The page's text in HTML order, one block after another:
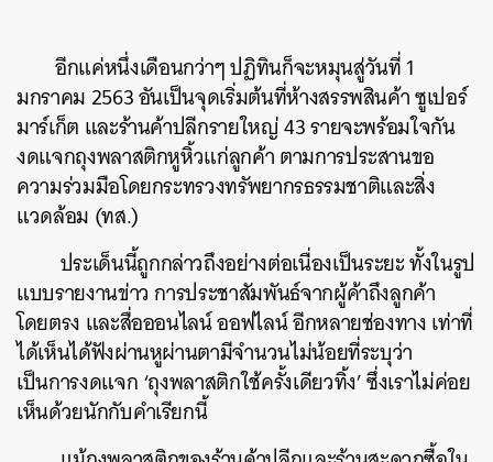
อีกแค่หนึ่งเดือนกว่าๆปฏิทินก็จะหมุนสู่วันที่1
มกราคม 2563อันเป็นจุดเริ่มต้นที่ห้างสรรพสินค้าซูเปอร์
มาร์เก็ต และร้านค้าปลีกรายใหญ่43รายจะพร้อมใจกัน
งดแจกถุงพลาสติกหูหิ้วแก่ลูกค้าตามการประสานขอ
ความร่วมมือโดยกระทรวงทรัพยากรธรรมชาติและสิ่ง
แวดล้อม (ทส.)
ประเด็นนี้ถูกกล่าวถึงอย่างต่อเนื่องเป็นระยะทั้งในรูป
แบบรายงานข่าวการประชาสัมพันธ์จากผู้ค้าถึงลูกค้า
โดยตรง และสื่อออนไลน์ ออฟไลน์ อีกหลายช่องทางเท่าที่
ได้เห็นได้ฟังผ่านหูผ่านตามีจำนวนไม่น้อยที่ระบุว่า
เป็นการงดแจก‘ถุงพลาสติกใช้ครั้งเดียวทิ้ง’ซึ่งเราไม่ค่อย
เห็นด้วยนักกับคำเรียกนี้